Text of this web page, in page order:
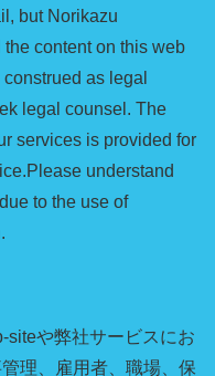
but Norikazu
content on this web
as legal
legal counsel. The
services is provided for
understand
to the use of
siteや弊社サービスにお
理、雇用者、職場、保